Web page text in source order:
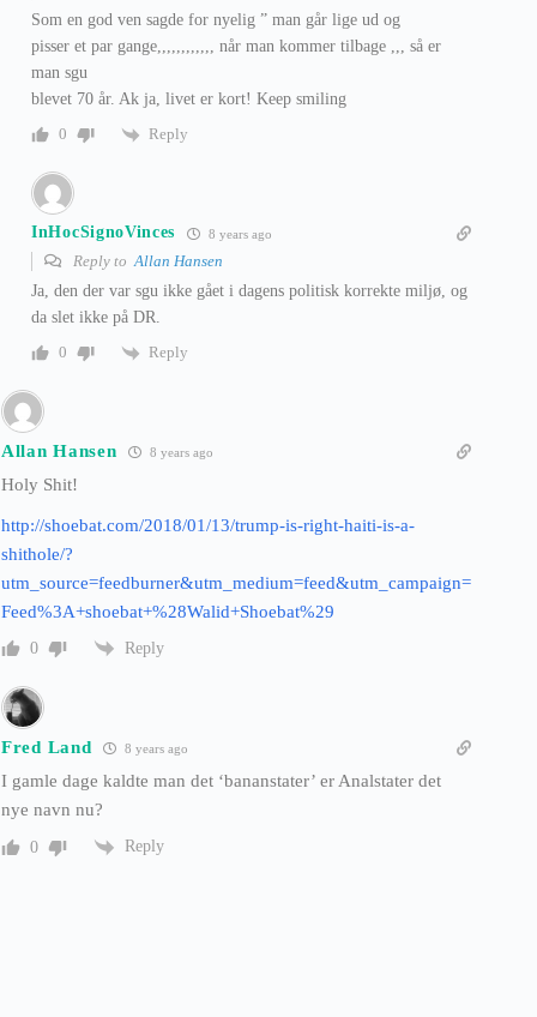
Som en god ven sagde for nyelig ” man går lige ud og
pisser et par gange,,,,,,,,,,,, når man kommer tilbage ,,, så er
man sgu
blevet 70 år. Ak ja, livet er kort! Keep smiling
0
Reply
InHocSignoVinces 8 years ago
Reply to Allan Hansen
Ja, den der var sgu ikke gået i dagens politisk korrekte miljø, og
da slet ikke på DR.
0
Reply
Allan Hansen 8 years ago
Holy Shit!
http://shoebat.com/2018/01/13/trump-is-right-haiti-is-a-
shithole/?
utm_source=feedburner&utm_medium=feed&utm_campaign=
Feed%3A+shoebat+%28Walid+Shoebat%29
0 Reply
Fred Land 8 years ago
I gamle dage kaldte man det ‘bananstater’ er Analstater det
nye navn nu?
0 Reply